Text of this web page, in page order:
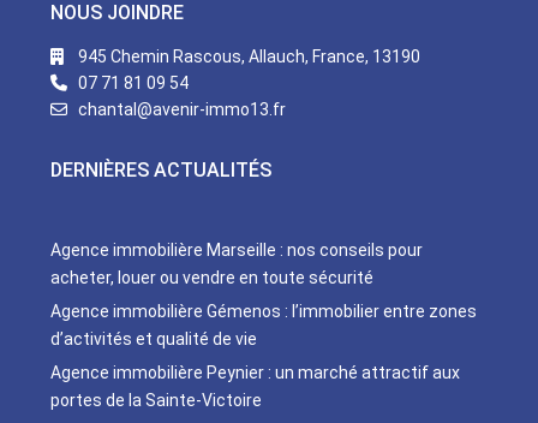
NOUS JOINDRE
945 Chemin Rascous, Allauch, France, 13190
07 71 81 09 54
chantal@avenir-immo13.fr
DERNIÈRES ACTUALITÉS
Agence immobilière Marseille : nos conseils pour
acheter, louer ou vendre en toute sécurité
Agence immobilière Gémenos : l’immobilier entre zones
d’activités et qualité de vie
Agence immobilière Peynier : un marché attractif aux
portes de la Sainte-Victoire